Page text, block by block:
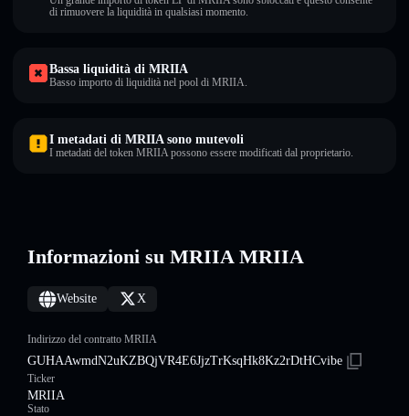
di rimuovere la liquidità in qualsiasi momento.
Bassa liquidità di MRIIA
Basso importo di liquidità nel pool di MRIIA.
I metadati di MRIIA sono mutevoli
I metadati del token MRIIA possono essere modificati dal proprietario.
Informazioni su MRIIA MRIIA
Website X
Indirizzo del contratto MRIIA
GUHAAwmdN2uKZBQjVR4E6JjzTrKsqHk8Kz2rDtHCvibe
Ticker
MRIIA
Stato